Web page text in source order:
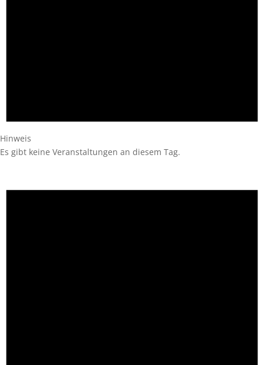
Hinweis
Es gibt keine Veranstaltungen an diesem Tag.